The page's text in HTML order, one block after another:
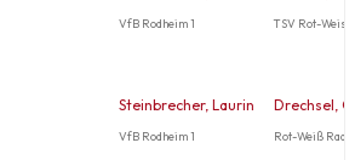
VfB Rodheim 1 TSV Rot-Weiss
Steinbrecher, Laurin
VfB Rodheim 1
Drechsel,
Rot-Weiß